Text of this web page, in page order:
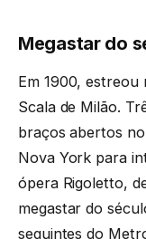
Megastar do
Em 1900,
Scala de Milão.
braços abertos
Nova York para
ópera Rigoletto,
megastar do
seguintes do